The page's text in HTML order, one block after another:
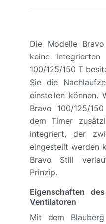
Die Modelle
keine integrierten
100/125/150 T
Sie die
einstellen können.
Bravo 100/125/
dem Timer
integriert, der
eingestellt werden
Bravo Still
Prinzip.
Eigenschaften
Ventilatoren
Mit dem